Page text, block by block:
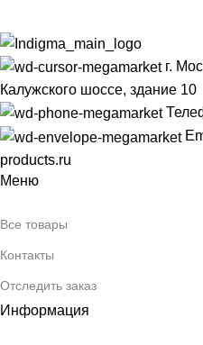
г.
Калужского шоссе, здание 10
products.ru
Меню
Все товары
Контакты
Отследить заказ
Информация